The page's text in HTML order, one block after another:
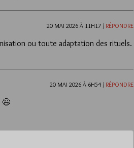
20 MAI 2026 À 11H17 / RÉPONDRE
ou toute adaptation des rituels.
20 MAI 2026 À 6H54 / RÉPONDRE